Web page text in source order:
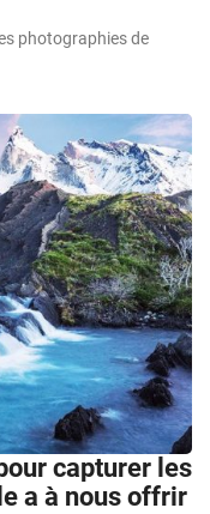
photographies de
capturer les
a à nous offrir